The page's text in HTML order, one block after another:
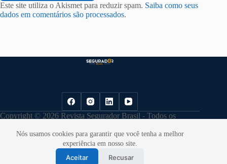
Nós usamos cookies para garantir que você tenha a melhor
experiência em nosso site.
Aceitar Recusar
Este site utiliza o Akismet para reduzir spam. Saiba como seus
dados em comentários são processados.
Copyright © 2026 Revista Segurador Brasil - Todos os
Desenvolvido por